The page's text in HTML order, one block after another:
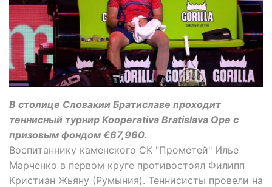
В столице Словакии Братиславе проходит
теннисный турнир Kooperativa Bratislava Ope с
призовым фондом €67,960.
Воспитаннику каменского СК "Прометей" Илье
Марченко в первом круге противостоял Филипп
Кристиан Жьяну (Румыния). Теннисисты провели на